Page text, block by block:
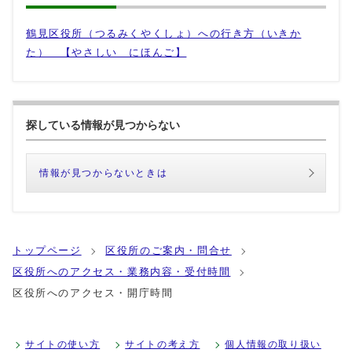
鶴見区役所（つるみくやくしょ）への行き方（いきか
た） 【やさしい にほんご】
探している情報が見つからない
情報が見つからないときは
トップページ
区役所のご案内・問合せ
区役所へのアクセス・業務内容・受付時間
区役所へのアクセス・開庁時間
サイトの使い方 サイトの考え方 個人情報の取り扱い